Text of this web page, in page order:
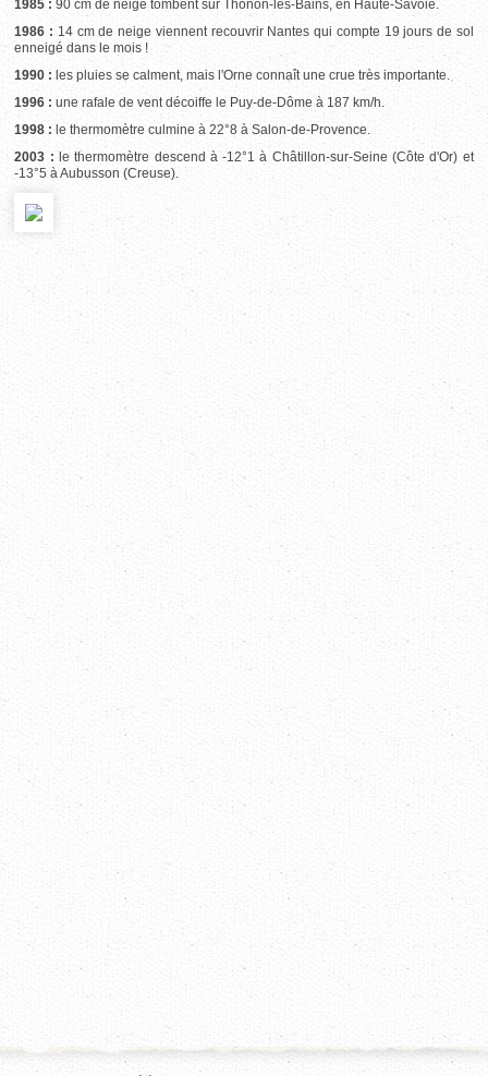
1985 : 90 cm de neige tombent sur Thônon-les-Bains, en Haute-Savoie.
1986 : 14 cm de neige viennent recouvrir Nantes qui compte 19 jours de sol
enneigé dans le mois !
1990 : les pluies se calment, mais l'Orne connaît une crue très importante.
1996 : une rafale de vent décoiffe le Puy-de-Dôme à 187 km/h.
1998 : le thermomètre culmine à 22°8 à Salon-de-Provence.
2003 : le thermomètre descend à -12°1 à Châtillon-sur-Seine (Côte d'Or) et
-13°5 à Aubusson (Creuse).